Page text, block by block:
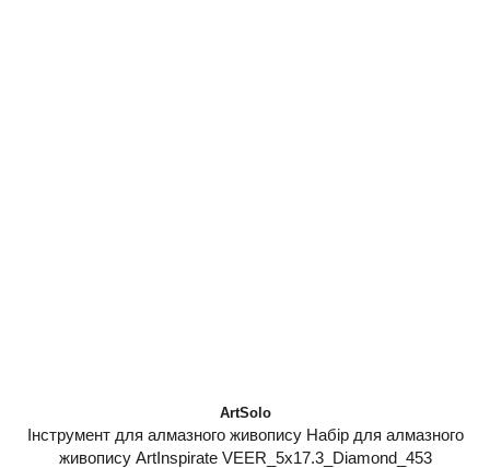
ArtSolo
Інструмент для алмазного живопису Набір для алмазного
живопису ArtInspirate VEER_5x17.3_Diamond_453